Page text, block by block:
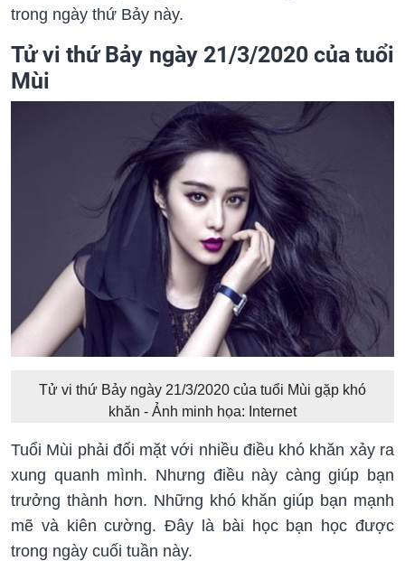
trong ngày thứ Bảy này.
Tử vi thứ Bảy ngày 21/3/2020 của tuổi
Mùi
Tử vi thứ Bảy ngày 21/3/2020 của tuổi Mùi gặp khó
khăn - Ảnh minh họa: Internet
Tuổi Mùi phải đối mặt với nhiều điều khó khăn xảy ra
xung quanh mình. Nhưng điều này càng giúp bạn
trưởng thành hơn. Những khó khăn giúp bạn mạnh
mẽ và kiên cường. Đây là bài học bạn học được
trong ngày cuối tuần này.